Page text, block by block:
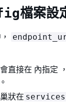
檔案設
會直接在 內指定 ，
巢狀在 services